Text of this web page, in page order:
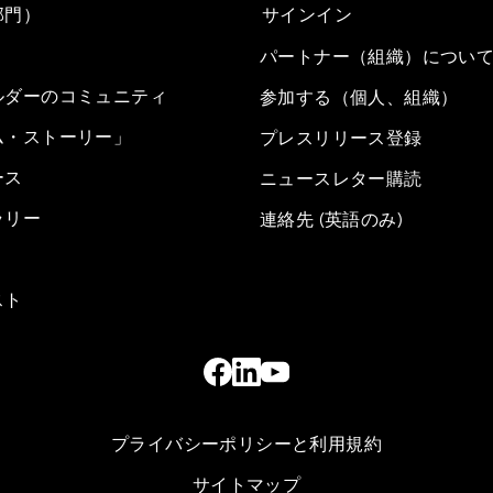
）
ーのコミュニティ
ストーリー」
リー
サインイン
パートナー（組織）につい
参加する（個人、組織）
プレスリリース登録
ニュースレター購読
連絡先 (英語のみ)
プライバシーポリシーと利用規約
サイトマップ